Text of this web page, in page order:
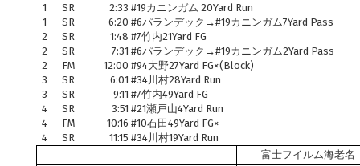
1
SR 2:33 #19カニンガム 20Yard Run
1
SR 6:20 #6パランデック→#19カニンガム7Yard Pass
2
SR 1:48 #7竹内21Yard FG
2
SR 7:31 #6パランデック→#19カニンガム2Yard Pass
2
FM 12:00 #94大野27Yard FG×(Block)
3
SR 6:01 #34川村28Yard Run
3
SR 9:11 #7竹内49Yard FG
4
SR 3:51 #21瀬戸山4Yard Run
4
FM 10:16 #10石田49Yard FG×
4
SR 11:15 #34川村19Yard Run
富士フイルム海老名